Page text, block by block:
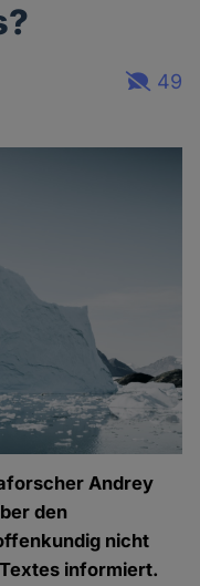
49
Andrey
den
nicht
informiert.